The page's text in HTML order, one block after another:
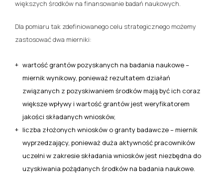
większych środków na finansowanie badań naukowych.
Dla pomiaru tak zdefiniowanego celu strategicznego możemy
zastosować dwa mierniki:
wartość grantów pozyskanych na badania naukowe –
miernik wynikowy, ponieważ rezultatem działań
związanych z pozyskiwaniem środków mają być ich coraz
większe wpływy i wartość grantów jest weryfikatorem
jakości składanych wniosków,
liczba złożonych wniosków o granty badawcze – miernik
wyprzedzający, ponieważ duża aktywność pracowników
uczelni w zakresie składania wniosków jest niezbędna do
uzyskiwania pożądanych środków na badania naukowe.